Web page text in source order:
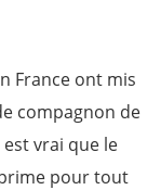
France ont mis
compagnon de
vrai que le
pour tout